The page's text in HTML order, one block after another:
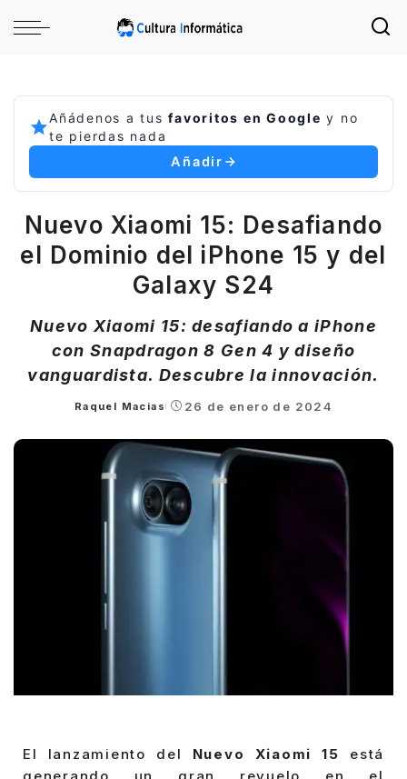
Añádenos a tusfavoritos en Google y no
te pierdas nada
Añadir
Nuevo Xiaomi 15: Desafiando
el Dominio del iPhone 15 y del
Galaxy S24
Nuevo Xiaomi 15: desafiando a iPhone
con Snapdragon 8 Gen 4 y diseño
vanguardista. Descubre la innovación.
Posted
Raquel Macias 26 de enero de 2024
El lanzamiento del Nuevo Xiaomi 15 está